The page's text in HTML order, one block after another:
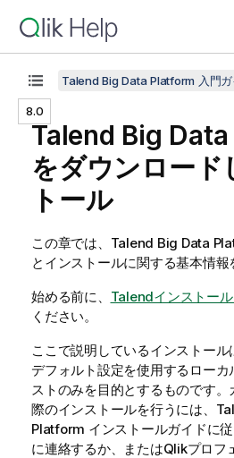
8.0
Talend Big Data Platform 入門ガ
Talend Big
をダウンロード
トール
この章では、 Talend Big Data
とインストールに関する基本情報
始める前に、 Talendインストー
ください。
ここで説明しているインストール
デフォルト設定を使用するロー
ストのみを目的とするものです
際のインストールを行うには、
Platform インストールガイドに
に連絡するか、またはQlikプロフ